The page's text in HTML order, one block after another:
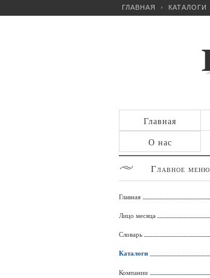
ГЛАВНАЯ КАТАЛОГИ
Главная
О нас
Главное меню
Главная
Лицо месяца
Словарь
Каталоги
Компании